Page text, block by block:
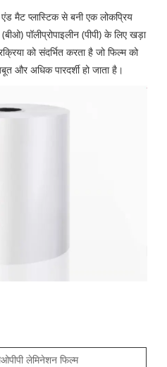
मैट प्लास्टिक से बनी एक लोकप्रिय
पॉलीप्रोपाइलीन (पीपी) के लिए खड़ा
को संदर्भित करता है जो फिल्म को
और अधिक पारदर्शी हो जाता है।
लेमिनेशन फिल्म